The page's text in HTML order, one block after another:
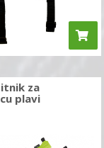
za
plavi